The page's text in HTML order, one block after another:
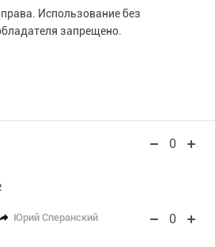
Использование без
запрещено.
0
Юрий Сперанский 0